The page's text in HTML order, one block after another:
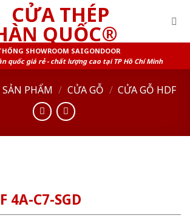
SHOWROOM SAIGONDOOR
quốc giá rẻ - chất lượng cao tại TP Hồ Chí Minh
SẢN PHẨM / CỬA GỖ / CỬA GỖ HDF
4A-C7-SGD